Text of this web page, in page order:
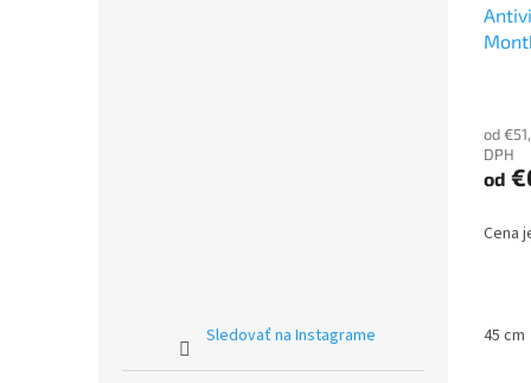
Sledovať na Instagrame
od
DPH
od
Cena
45 cm